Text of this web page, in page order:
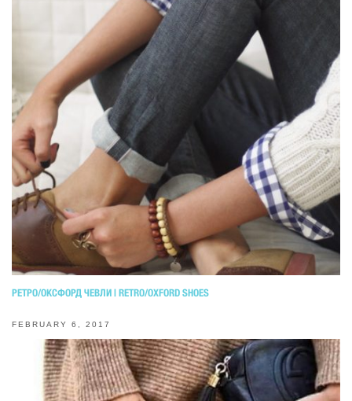
РЕТРО/ОКСФОРД ЧЕВЛИ | RETRO/OXFORD SHOES
FEBRUARY 6, 2017